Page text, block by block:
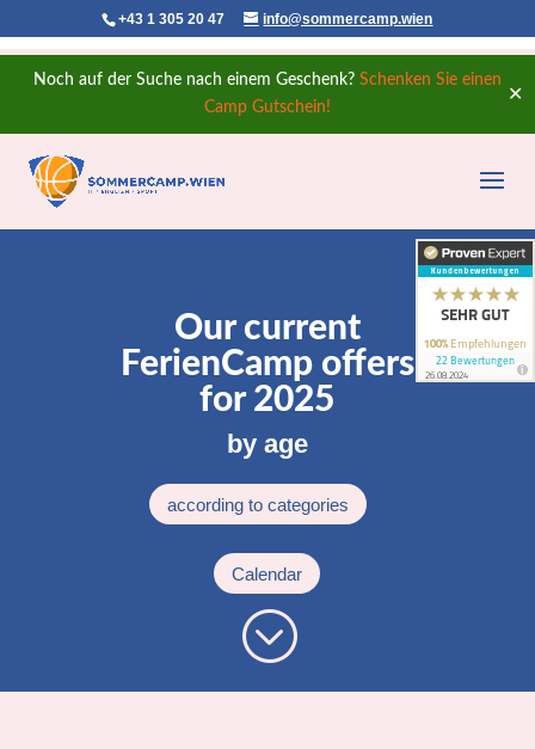
+43 1 305 20 47 info@sommercamp.wien
Noch auf der Suche nach einem Geschenk? Schenken Sie einen
Camp Gutschein!
✕
Our current
FerienCamp offers
for 2025
by age
according to categories
Calendar
;